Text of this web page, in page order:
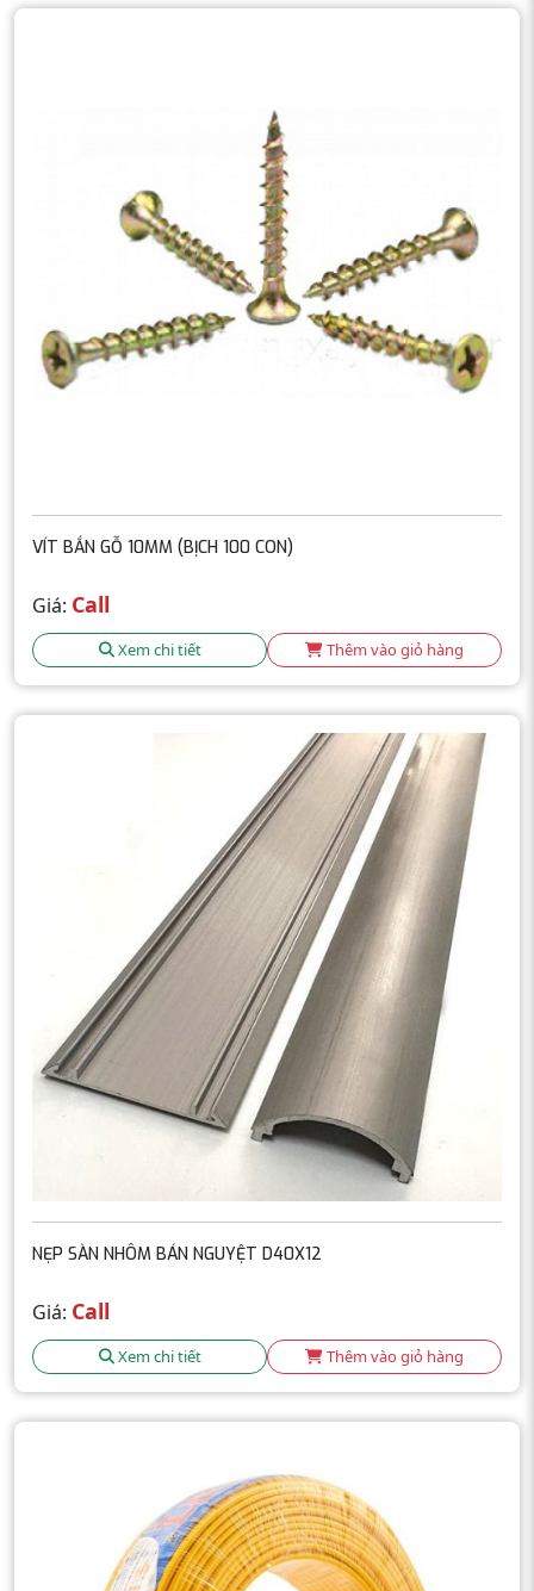
VÍT BẮN GỖ 10MM (BỊCH 100 CON)
Giá: Call
Xem chi tiết Thêm vào giỏ hàng
NẸP SÀN NHÔM BÁN NGUYỆT D40X12
Giá: Call
Xem chi tiết Thêm vào giỏ hàng